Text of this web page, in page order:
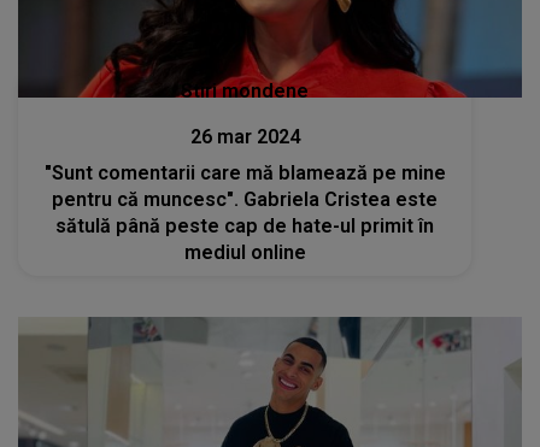
Stiri mondene
26 mar 2024
"Sunt comentarii care mă blamează pe mine
pentru că muncesc". Gabriela Cristea este
sătulă până peste cap de hate-ul primit în
mediul online